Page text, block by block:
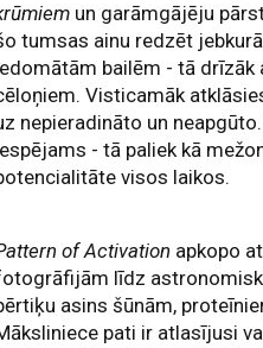
un garāmgājēju
tumsas ainu redzēt
bailēm - tā
Visticamāk
nepieradināto un
- tā paliek kā
visos laikos.
of Activation apkopo
līdz
asins šūnām,
pati ir atlasījusi